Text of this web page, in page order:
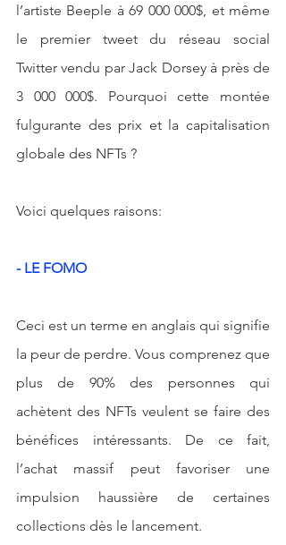
l’artiste Beeple à 69 000 000$, et même
le premier tweet du réseau social
Twitter vendu par Jack Dorsey à près de
3 000 000$. Pourquoi cette montée
fulgurante des prix et la capitalisation
globale des NFTs ?
Voici quelques raisons:
- LE FOMO
Ceci est un terme en anglais qui signifie
la peur de perdre. Vous comprenez que
plus de 90% des personnes qui
achètent des NFTs veulent se faire des
bénéfices intéressants. De ce fait,
l’achat massif peut favoriser une
impulsion haussière de certaines
collections dès le lancement.